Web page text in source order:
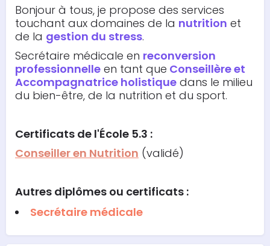
Bonjour à tous, je propose des services
touchant aux domaines de la nutrition et
de la gestion du stress.
Secrétaire médicale en reconversion
professionnelle en tant que Conseillère et
Accompagnatrice holistique dans le milieu
du bien-être, de la nutrition et du sport.
Certificats de l'École 5.3 :
Conseiller en Nutrition (validé)
Autres diplômes ou certificats :
Secrétaire médicale